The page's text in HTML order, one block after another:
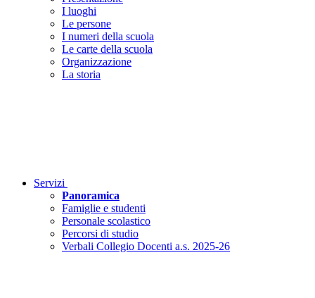
I luoghi
Le persone
I numeri della scuola
Le carte della scuola
Organizzazione
La storia
Servizi
Panoramica
Famiglie e studenti
Personale scolastico
Percorsi di studio
Verbali Collegio Docenti a.s. 2025-26